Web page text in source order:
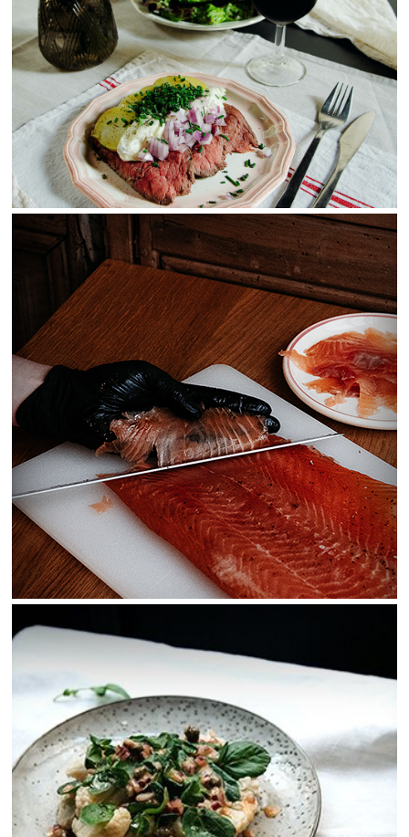
View Fullscreen
View Fullscreen
View Fullscreen